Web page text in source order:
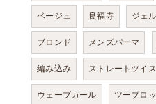
ベージュ 良福寺 ジェ
ブロンド メンズパーマ
編み込み ストレートツイ
ウェーブカール ツーブロ